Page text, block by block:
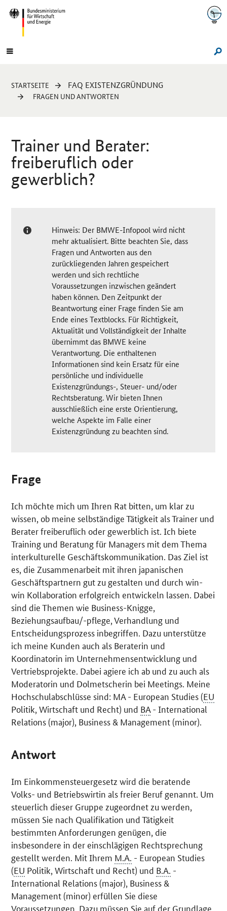
Navigation
Hauptmenü
Sie
sind
STARTSEITE FAQ EXISTENZGRÜNDUNG
FRAGEN UND ANTWORTEN
Trainer und Berater:
freiberuflich oder
gewerblich?
Hinweis: Der BMWE-Infopool wird nicht
mehr aktualisiert. Bitte beachten Sie, dass
Fragen und Antworten aus den
zurückliegenden Jahren gespeichert
werden und sich rechtliche
Voraussetzungen inzwischen geändert
haben können. Den Zeitpunkt der
Beantwortung einer Frage finden Sie am
Ende eines Textblocks. Für Richtigkeit,
Aktualität und Vollständigkeit der Inhalte
übernimmt das BMWE keine
Verantwortung. Die enthaltenen
Informationen sind kein Ersatz für eine
persönliche und individuelle
Existenzgründungs-, Steuer- und/oder
Rechtsberatung. Wir bieten Ihnen
ausschließlich eine erste Orientierung,
welche Aspekte im Falle einer
Existenzgründung zu beachten sind.
Frage
Ich möchte mich um Ihren Rat bitten, um klar zu
wissen, ob meine selbständige Tätigkeit als Trainer und
Berater freiberuflich oder gewerblich ist. Ich biete
Training und Beratung für Managers mit dem Thema
interkulturelle Geschäftskommunikation. Das Ziel ist
es, die Zusammenarbeit mit ihren japanischen
Geschäftspartnern gut zu gestalten und durch win-
win Kollaboration erfolgreich entwickeln lassen. Dabei
sind die Themen wie Business-Knigge,
Beziehungsaufbau/-pflege, Verhandlung und
Entscheidungsprozess inbegriffen. Dazu unterstütze
ich meine Kunden auch als Beraterin und
Koordinatorin im Unternehmensentwicklung und
Vertriebsprojekte. Dabei agiere ich ab und zu auch als
Moderatorin und Dolmetscherin bei Meetings. Meine
Hochschulabschlüsse sind: MA - European Studies (EU
Politik, Wirtschaft und Recht) und BA-International
Relations(major), Business & Management(minor).
Antwort
Im Einkommensteuergesetz wird die beratende
Volks- und Betriebswirtin als freier Beruf genannt. Um
steuerlich dieser Gruppe zugeordnet zu werden,
müssen Sie nach Qualifikation und Tätigkeit
bestimmten Anforderungen genügen, die
insbesondere in der einschlägigen Rechtsprechung
gestellt werden. Mit Ihrem M.A. - European Studies
(EU Politik, Wirtschaft und Recht) und B.A. -
International Relations(major), Business &
Management(minor) erfüllen Sie diese
Voraussetzungen. Dazu müssen Sie auf der Grundlage